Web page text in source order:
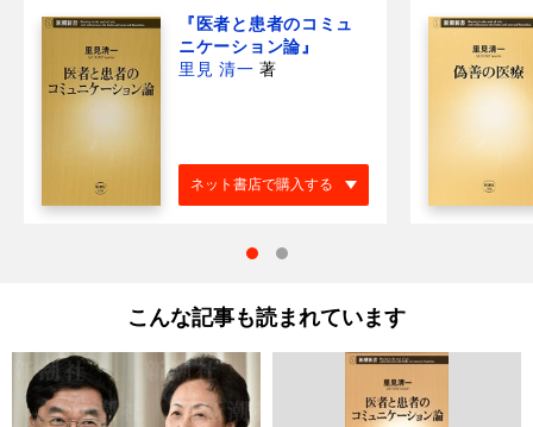
『医者と患者のコミュ
ニケーション論』
里見 清一 著
ネット書店で購入する
こんな記事も読まれています